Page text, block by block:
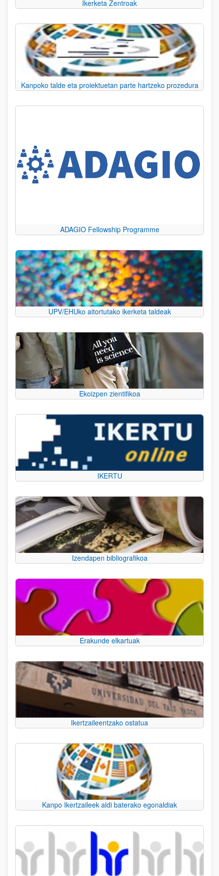
Ikerketa Zentroak
Kanpoko talde eta proiektuetan parte hartzeko prozedura
ADAGIO Fellowship Programme
UPV/EHUko aitortutako ikerketa taldeak
Ekoizpen zientifikoa
IKERTU
Izendapen bibliografikoa
Erakunde elkartuak
Ikertzaileentzako ostatua
Kanpo Ikertzaileek aldi baterako egonaldiak